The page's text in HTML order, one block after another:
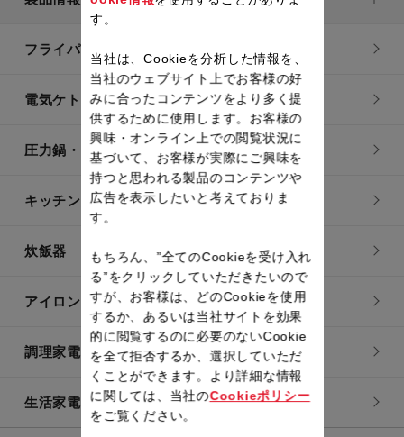
フライパン・鍋
電気ケトル
圧力鍋・電気圧力鍋
キッチン用品
炊飯器
アイロン・衣類スチーマー
調理家電
生活家電
す。
当社は、Cookieを分析した情報を、
当社のウェブサイト上でお客様の好
みに合ったコンテンツをより多く提
供するために使用します。お客様の
興味・オンライン上での閲覧状況に
基づいて、お客様が実際にご興味を
持つと思われる製品のコンテンツや
広告を表示したいと考えておりま
す。
もちろん、”全てのCookieを受け入れ
る”をクリックしていただきたいので
すが、お客様は、どのCookieを使用
するか、あるいは当社サイトを効果
的に閲覧するのに必要のないCookie
を全て拒否するか、選択していただ
くことができます。より詳細な情報
に関しては、当社のCookieポリシー
をご覧ください。